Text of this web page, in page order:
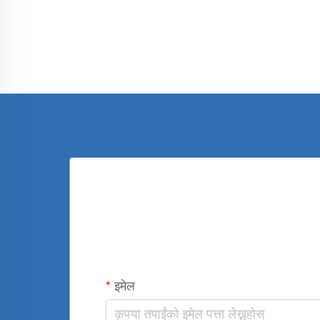
इमेल